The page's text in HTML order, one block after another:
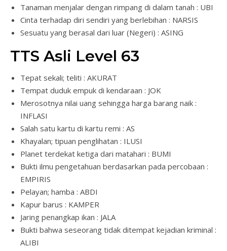
Tanaman menjalar dengan rimpang di dalam tanah : UBI
Cinta terhadap diri sendiri yang berlebihan : NARSIS
Sesuatu yang berasal dari luar (Negeri) : ASING
TTS Asli Level 63
Tepat sekali; teliti : AKURAT
Tempat duduk empuk di kendaraan : JOK
Merosotnya nilai uang sehingga harga barang naik :
INFLASI
Salah satu kartu di kartu remi : AS
Khayalan; tipuan penglihatan : ILUSI
Planet terdekat ketiga dari matahari : BUMI
Bukti ilmu pengetahuan berdasarkan pada percobaan :
EMPIRIS
Pelayan; hamba : ABDI
Kapur barus : KAMPER
Jaring penangkap ikan : JALA
Bukti bahwa seseorang tidak ditempat kejadian kriminal :
ALIBI